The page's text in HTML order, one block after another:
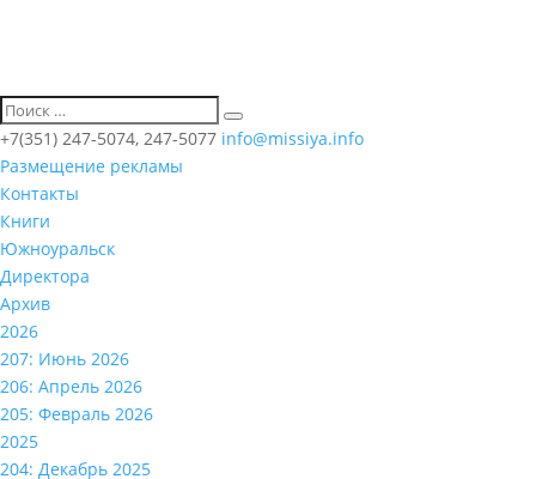
+7(351) 247-5074, 247-5077 info@missiya.info
Размещение рекламы
Контакты
Книги
Южноуральск
Директора
Архив
2026
207: Июнь 2026
206: Апрель 2026
205: Февраль 2026
2025
204: Декабрь 2025